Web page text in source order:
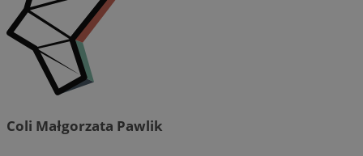
Coli Małgorzata Pawlik